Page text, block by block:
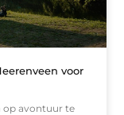
voor
op avontuur te